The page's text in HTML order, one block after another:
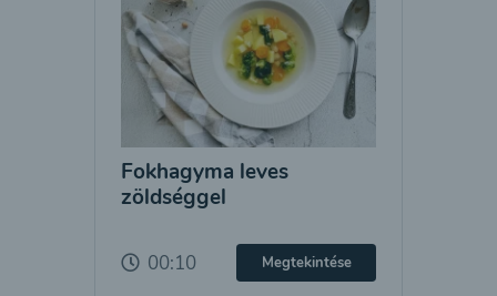
Fokhagyma leves
zöldséggel
00:10 Megtekintése